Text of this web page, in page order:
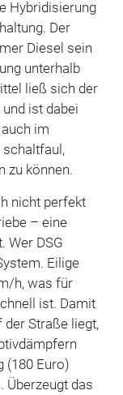
Hybridisierung
Der
Diesel sein
unterhalb
ließ sich der
ist dabei
im
schaltfaul,
zu können.
nicht perfekt
– eine
Wer DSG
Eilige
h, was für
ist. Damit
Straße liegt,
(180 Euro)
Überzeugt das